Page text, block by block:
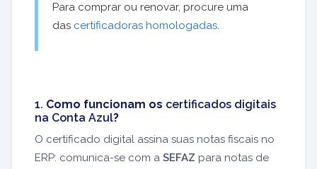
Para comprar ou renovar, procure uma
das certificadoras homologadas.
1. Como funcionam os certificados digitais
na Conta Azul?
O certificado digital assina suas notas fiscais no
ERP: comunica-se com a SEFAZ para notas de